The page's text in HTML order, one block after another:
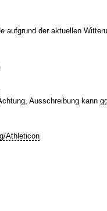
aufgrund der aktuellen
Ausschreibung kann
Athleticon